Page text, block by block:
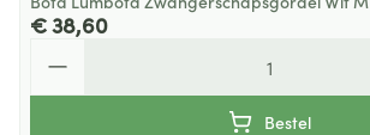
€ 38,60
Bestel